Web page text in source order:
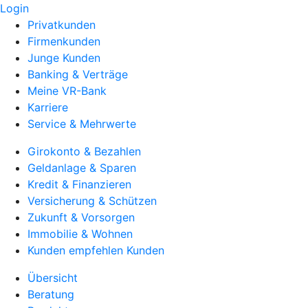
Login
Privatkunden
Firmenkunden
Junge Kunden
Banking & Verträge
Meine VR-Bank
Karriere
Service & Mehrwerte
Girokonto & Bezahlen
Geldanlage & Sparen
Kredit & Finanzieren
Versicherung & Schützen
Zukunft & Vorsorgen
Immobilie & Wohnen
Kunden empfehlen Kunden
Übersicht
Beratung